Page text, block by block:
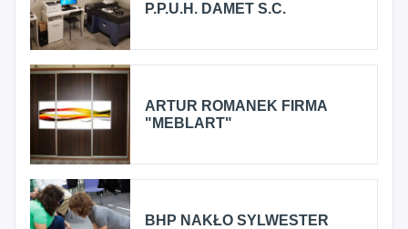
P.P.U.H. DAMET S.C.
ARTUR ROMANEK FIRMA
"MEBLART"
BHP NAKŁO SYLWESTER